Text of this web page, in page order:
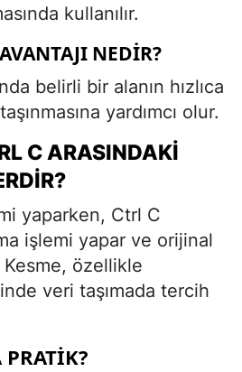
kullanılır.
NEDIR?
belirli bir alanın hızlıca
yardımcı olur.
C ARASINDAKI
yaparken, Ctrl C
işlemi yapar ve orijinal
özellikle
veri taşımada tercih